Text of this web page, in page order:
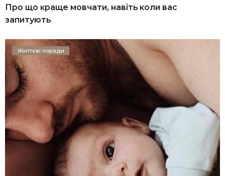
Про що краще мовчати, навіть коли вас
запитують
Життєві поради